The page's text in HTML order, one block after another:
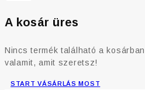
A kosár üres
Nincs termék található a
valamit, amit szeretsz!
START VÁSÁRLÁS MOST